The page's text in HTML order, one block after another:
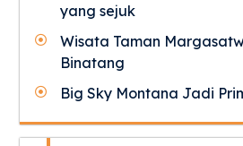
yang sejuk
Wisata Taman
Binatang
Big Sky Montana Jadi